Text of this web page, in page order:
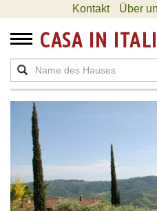
Kontakt Über
CASA IN